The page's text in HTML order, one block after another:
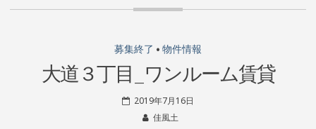
募集終了 • 物件情報
大道３丁目_ワンルーム賃貸
2019年7月16日
佳風土